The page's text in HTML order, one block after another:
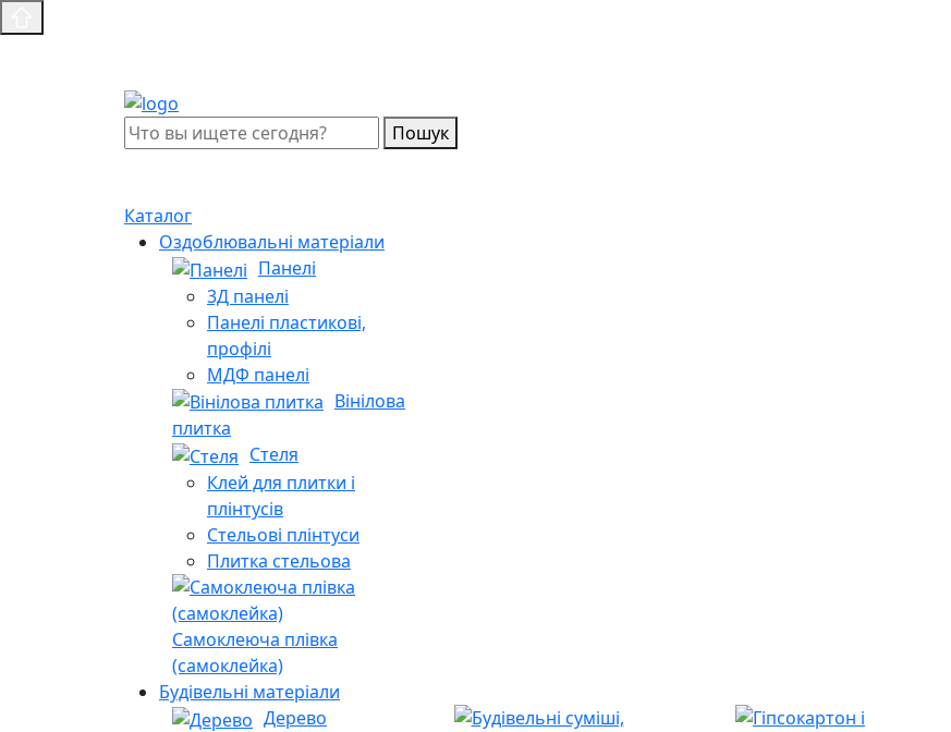
Пошук
Каталог
Оздоблювальні матеріали
Панелі
3Д панелі
Панелі пластикові,
профілі
МДФ панелі
Вінілова
плитка
Стеля
Клей для плитки і
плінтусів
Стельові плінтуси
Плитка стельова
Самоклеюча плівка
(самоклейка)
Будівельні матеріали
Дерево